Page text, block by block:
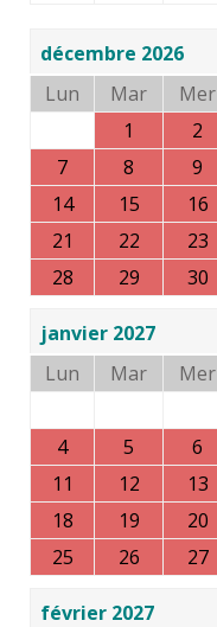
décembre 2026
Lun
Mar Mer
1
2
7
8 9
14
15 16
21
22 23
28
29 30
janvier 2027
Lun
Mar Mer
4
5 6
11
12 13
18
19 20
25
26 27
février 2027